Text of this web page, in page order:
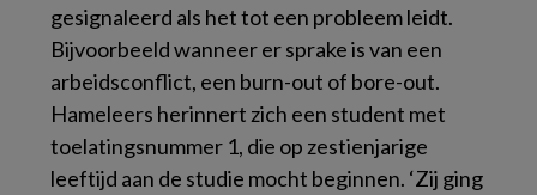
gesignaleerd als het tot een probleem leidt.
Bijvoorbeeld wanneer er sprake is van een
arbeidsconflict, een burn-out of bore-out.
Hameleers herinnert zich een student met
toelatingsnummer 1, die op zestienjarige
leeftijd aan de studie mocht beginnen. ‘Zij ging